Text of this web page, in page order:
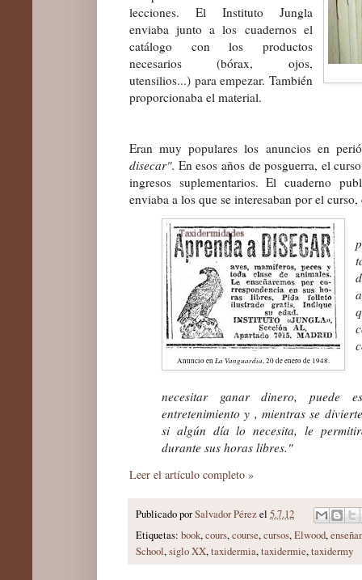
lecciones. El Instituto Jungla
enviaba junto a los cuadernos el
catálogo con los productos
necesarios (bórax, ojos,
utensilios...) para empezar. También
proporcionaba el material.
Eran muy populares los anuncios en
disecar". En esos años de posguerra, el
ingresos suplementarios. El cuaderno
enviaba a los que se interesaban por el
Anuncio en La Vanguardia, 20 de enero de 1948.
necesitar ganar dinero, puede
entretenimiento y , mientras se
si algún día lo necesita, le
durante sus horas libres."
Leer el artículo completo »
Publicado porSalvador Pérezel 5.7.12
Etiquetas: book,cours,course,cursos,Elwood,
School,siglo XX,taxidermia,taxidermie,taxidermy